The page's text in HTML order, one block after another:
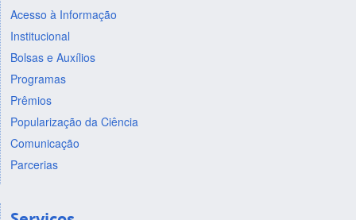
Acesso à Informação
Institucional
Bolsas e Auxílios
Programas
Prêmios
Popularização da Ciência
Comunicação
Parcerias